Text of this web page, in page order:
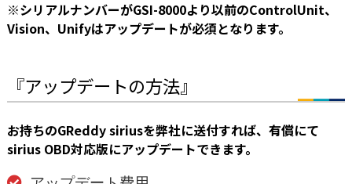
※シリアルナンバーがGSI-8000より以前のControlUnit、
Vision、Unifyはアップデートが必須となります。
『アップデートの方法』
お持ちのGReddy siriusを弊社に送付すれば、有償にて
sirius OBD対応版にアップデートできます。